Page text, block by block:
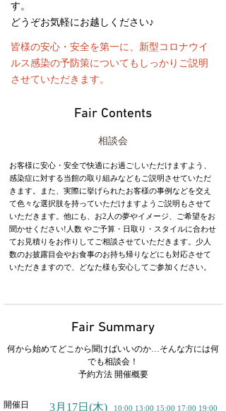
す。
どうぞお気軽にお越しください♪
皆様の安心・安全を第一に、新型コロナウイ
ルス感染の予防策についてもしっかりご説明
させていただきます。
Fair Contents
相談会
お客様に安心・安全で快適にお過ごしいただけますよう、
感染症に対する当館の取り組みなどもご説明させていただ
きます。また、実際に挙げられたお客様の事例などを交え
て色々な選択肢を持っていただけますようご説明もさせて
いただきます。他にも、お2人の夢やイメージ、ご希望をお
聞かせください!人数 やご予算・日取り・スタイルに合わせ
てお見積りをお作りしてご相談させていただきます。少人
数のお披露目会やお食事のお持ち帰りなどにも対応させて
いただきますので、どなた様も安心してご参加ください。
Fair Summary
何から始めてどこから聞けばいいのか…そんな方には何
でも相談会！
予約方法 開催概要
開催日 3月17日 (木) 10:00 13:00 15:00 17:00 19:00